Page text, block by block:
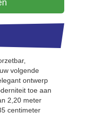
volgende
ontwerp
toe aan
2,20 meter
centimeter